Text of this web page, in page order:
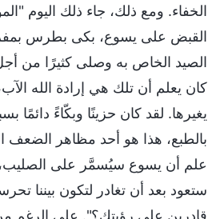
الخفاء. ومع ذلك، جاء ذلك اليوم
القبض على يسوع، بكى بطرس
الصيد الخاص به وصلى كثيرًا من
كان يعلم أن تلك هي إرادة الله
يغيرها. لقد كان حزينًا وبكّاءً دائمًا
بالطبع، هذا هو أحد مظاهر الضعف
علم أن يسوع سيُسمَّر على
ستعود بعد أن تغادر لتكون بيننا
قادرين على رؤيتك؟". على الرغم